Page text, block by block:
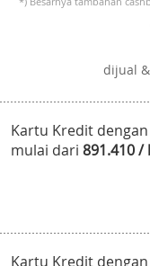
dijual
Kartu Kredit dengan
mulai dari 891.410 /
Kartu Kredit dengan